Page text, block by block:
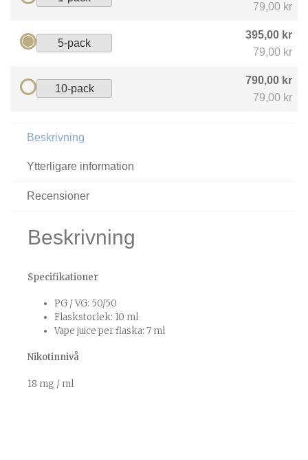
79,00 kr
5-pack
395,00 kr
79,00 kr
10-pack
790,00 kr
79,00 kr
Beskrivning
Ytterligare information
Recensioner
Beskrivning
Specifikationer
PG / VG: 50/50
Flaskstorlek: 10 ml
Vape juice per flaska: 7 ml
Nikotinnivå
18 mg / ml